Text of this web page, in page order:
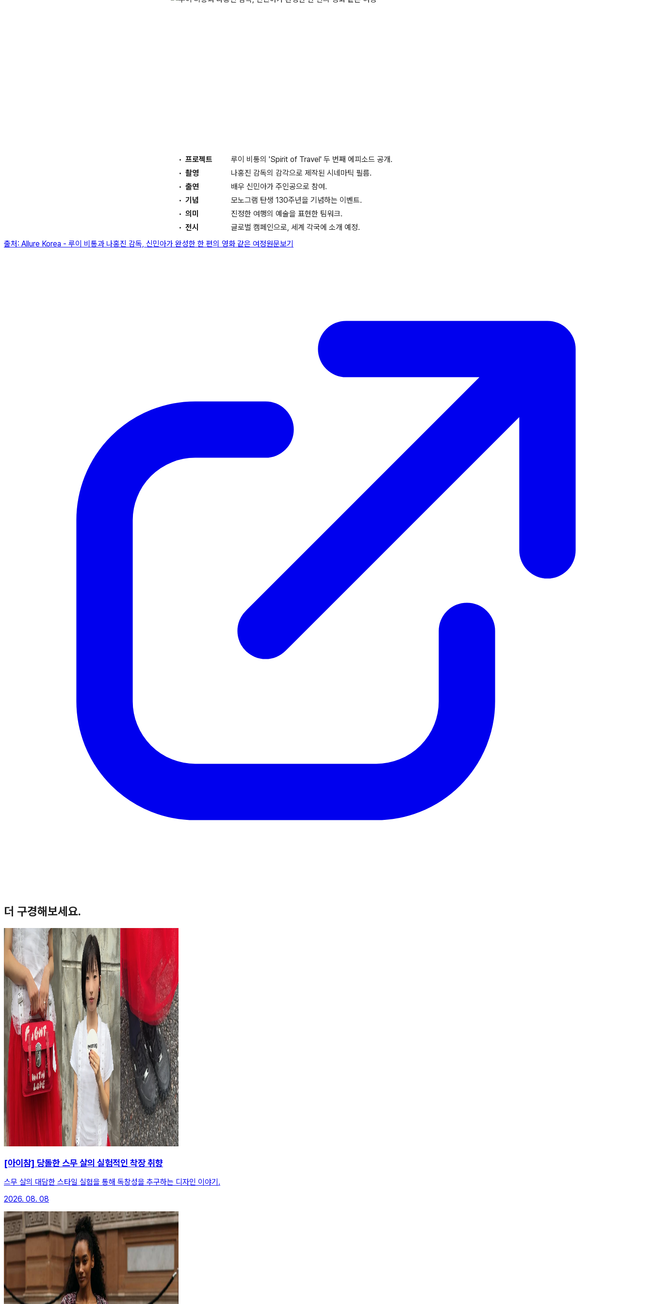
프로젝트
루이 비통의 'Spirit of Travel' 두 번째 에피소드 공개.
촬영
나홍진 감독의 감각으로 제작된 시네마틱 필름.
출연
배우 신민아가 주인공으로 참여.
기념
모노그램 탄생 130주년을 기념하는 이벤트.
의미
진정한 여행의 예술을 표현한 팀워크.
전시
글로벌 캠페인으로, 세계 각국에 소개 예정.
출처: Allure Korea - 루이 비통과 나홍진 감독, 신민아가 완성한 한 편의 영화 같은 여정원문보기
더 구경해보세요.
[아이참] 당돌한 스무 살의 실험적인 착장 취향
스무 살의 대담한 스타일 실험을 통해 독창성을 추구하는 디자인 이야기.
2026. 08. 08